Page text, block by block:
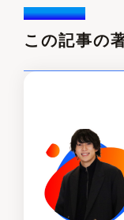
Writer /
この記事の